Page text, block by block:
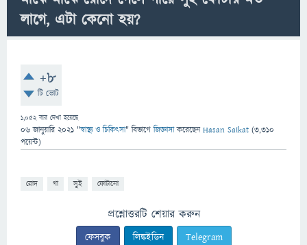
লাগে, এটা কেনো হয়?
+8
টি ভোট
1,052বার দেখা হয়েছে
06 জানুয়ারি 2021 "স্বাস্থ্য ও চিকিৎসা" বিভাগে জিজ্ঞাসাকরেছেনHasan Saikat (3,310
পয়েন্ট)
রোদ গা সুই ফোটানো
প্রশ্নোত্তরটি শেয়ার করুন
ফেসবুক লিঙ্কইডিন Telegram